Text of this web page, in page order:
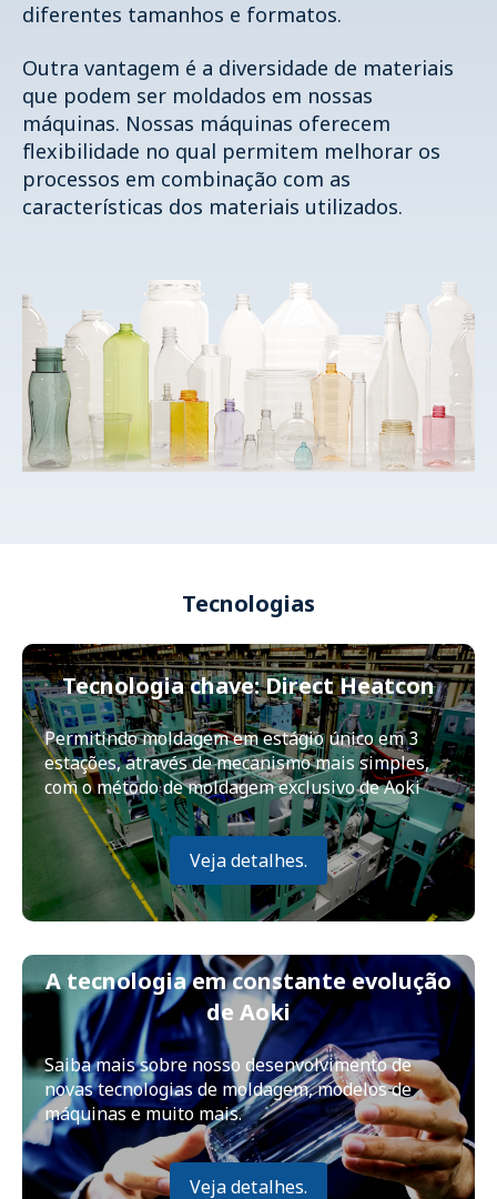
diferentes tamanhos e formatos.
Outra vantagem é a diversidade de materiais
que podem ser moldados em nossas
máquinas. Nossas máquinas oferecem
flexibilidade no qual permitem melhorar os
processos em combinação com as
características dos materiais utilizados.
Tecnologias
Tecnologia chave: Direct Heatcon
Permitindo moldagem em estágio único em 3
estações, através de mecanismo mais simples,
com o método de moldagem exclusivo de Aoki
Veja detalhes.
A tecnologia em constante evolução
de Aoki
Saiba mais sobre nosso desenvolvimento de
novas tecnologias de moldagem, modelos de
máquinas e muito mais.
Veja detalhes.